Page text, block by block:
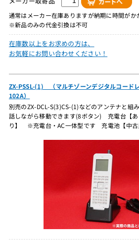
通常はメーカー在庫ありますが納期に時間がか
※新品のみの代金引換は不可
在庫数以上をお求めの方は、
お気軽にお問い合わせください！
ZX-PSSL-(1) （マルチゾーンデジタルコード
102A）
別売のZX-DCL-S(3)CS-(1)などのアンテナと組
話しながら移動できます(8ボタン) 充電台【
り】 ※充電台・AC一体型です 充電池【中古